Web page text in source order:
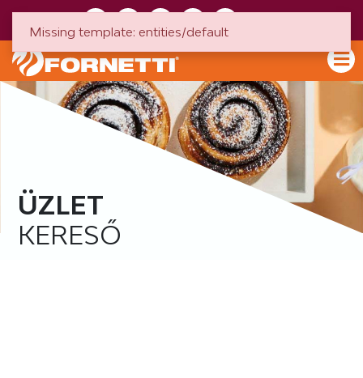
ÜZLET
KERESŐ
Missing template: entities/default